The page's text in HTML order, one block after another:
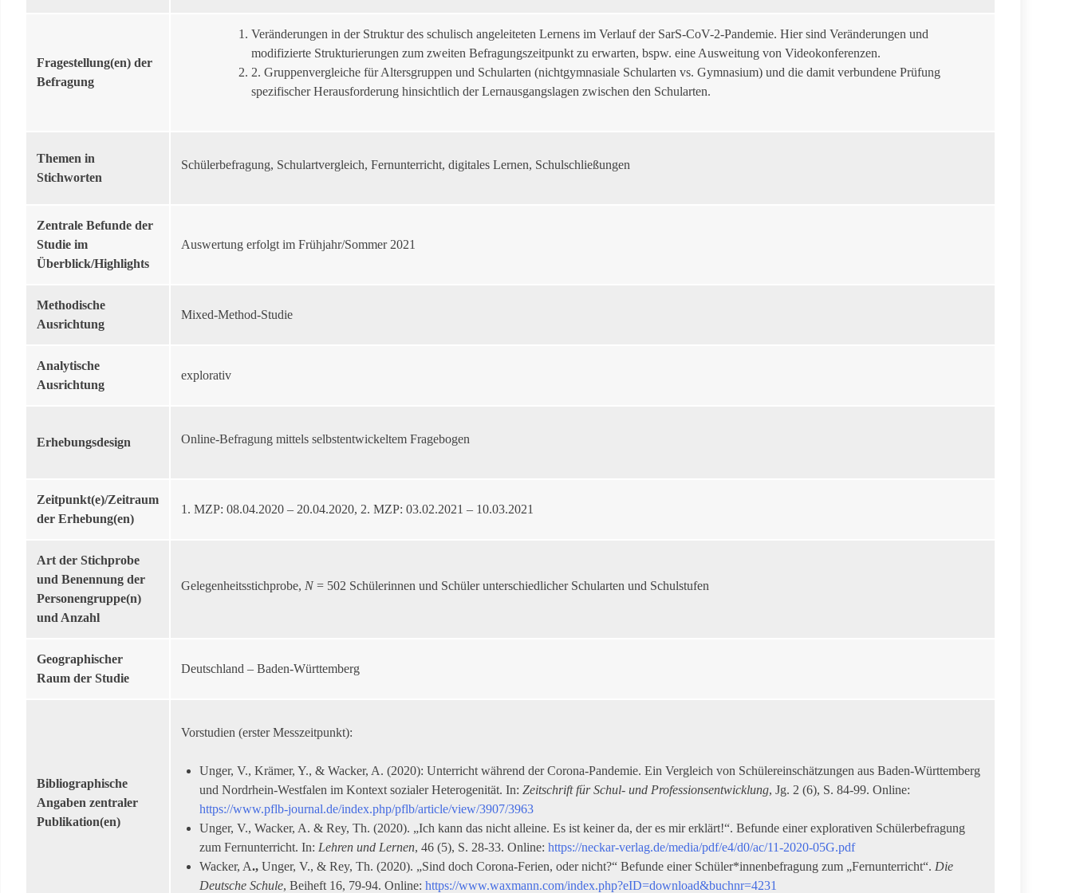
Fragestellung(en) der
Befragung
Veränderungen in der Struktur des schulisch angeleiteten Lernens im Verlauf der SarS-CoV-2-Pandemie. Hier sind Veränderungen und
modifizierte Strukturierungen zum zweiten Befragungszeitpunkt zu erwarten, bspw. eine Ausweitung von Videokonferenzen.
2. Gruppenvergleiche für Altersgruppen und Schularten (nichtgymnasiale Schularten vs. Gymnasium) und die damit verbundene Prüfung
spezifischer Herausforderung hinsichtlich der Lernausgangslagen zwischen den Schularten.
Themen in
Stichworten
Schülerbefragung, Schulartvergleich, Fernunterricht, digitales Lernen, Schulschließungen
Zentrale Befunde der
Studie im
Überblick/Highlights
Auswertung erfolgt im Frühjahr/Sommer 2021
Methodische
Ausrichtung
Mixed-Method-Studie
Analytische
Ausrichtung
explorativ
Erhebungsdesign Online-Befragung mittels selbstentwickeltem Fragebogen
Zeitpunkt(e)/Zeitraum
der Erhebung(en)
1. MZP: 08.04.2020 – 20.04.2020, 2. MZP: 03.02.2021 – 10.03.2021
Art der Stichprobe
und Benennung der
Personengruppe(n)
und Anzahl
Gelegenheitsstichprobe, N= 502 Schülerinnen und Schüler unterschiedlicher Schularten und Schulstufen
Geographischer
Raum der Studie
Deutschland – Baden-Württemberg
Bibliographische
Angaben zentraler
Publikation(en)
Vorstudien (erster Messzeitpunkt):
Unger, V., Krämer, Y., & Wacker, A. (2020): Unterricht während der Corona-Pandemie. Ein Vergleich von Schülereinschätzungen aus Baden-Württemberg
und Nordrhein-Westfalen im Kontext sozialer Heterogenität. In: Zeitschrift für Schul- und Professionsentwicklung, Jg. 2 (6), S. 84-99. Online:
https://www.pflb-journal.de/index.php/pflb/article/view/3907/3963
Unger, V., Wacker, A. & Rey, Th. (2020). „Ich kann das nicht alleine. Es ist keiner da, der es mir erklärt!“. Befunde einer explorativen Schülerbefragung
zum Fernunterricht. In: Lehren und Lernen, 46 (5), S. 28-33. Online: https://neckar-verlag.de/media/pdf/e4/d0/ac/11-2020-05G.pdf
Wacker, A., Unger, V., & Rey, Th. (2020). „Sind doch Corona-Ferien, oder nicht?“ Befunde einer Schüler*innenbefragung zum „Fernunterricht“. Die
Deutsche Schule, Beiheft 16, 79-94. Online: https://www.waxmann.com/index.php?eID=download&buchnr=4231